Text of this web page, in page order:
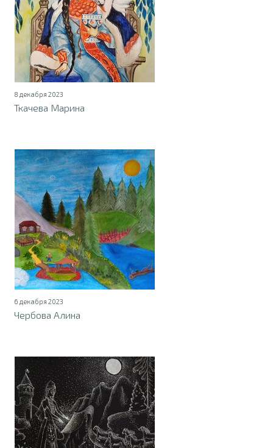
8 декабря 2023
Ткачева Марина
6 декабря 2023
Чербова Алина